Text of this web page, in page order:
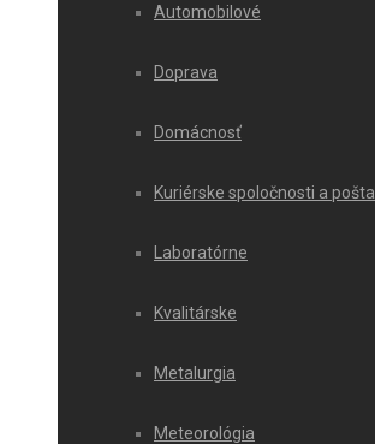
Automobilové
Doprava
Domácnosť
Kuriérske spoločnosti a pošta
Laboratórne
Kvalitárske
Metalurgia
Meteorológia